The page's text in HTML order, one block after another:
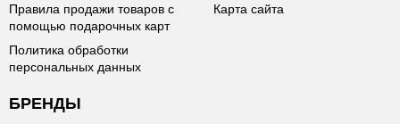
Правила продажи товаров с
помощью подарочных карт
Политика обработки
персональных данных
Карта сайта
БРЕНДЫ